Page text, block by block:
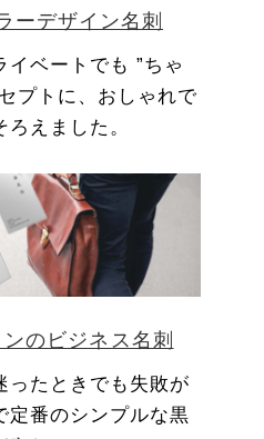
ーデザイン名刺
イベートでも ”ちゃ
プトに、おしゃれで
えました。
のビジネス名刺
ったときでも失敗が
定番のシンプルな黒